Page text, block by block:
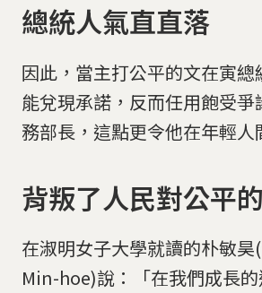
總統人氣直直落
因此，當主打公平的文在寅總
能兌現承諾，反而任用飽受爭
務部長，這點更令他在年輕人
背叛了人民對公平
在淑明女子大學就讀的朴敏
Min-hoe)說：「在我們成長